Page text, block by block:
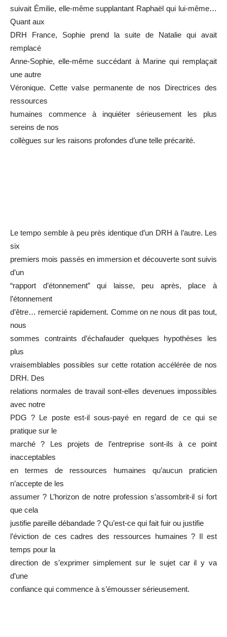
suivait Émilie, elle-même supplantant Raphaël qui lui-même…
Quant aux
DRH France, Sophie prend la suite de Natalie qui avait
remplacé
Anne-Sophie, elle-même succédant à Marine qui remplaçait
une autre
Véronique. Cette valse permanente de nos Directrices des
ressources
humaines commence à inquiéter sérieusement les plus
sereins de nos
collègues sur les raisons profondes d’une telle précarité.
Le tempo semble à peu près identique d’un DRH à l’autre. Les
six
premiers mois passés en immersion et découverte sont suivis
d’un
“rapport d’étonnement” qui laisse, peu après, place à
l’étonnement
d’être… remercié rapidement. Comme on ne nous dit pas tout,
nous
sommes contraints d’échafauder quelques hypothèses les
plus
vraisemblables possibles sur cette rotation accélérée de nos
DRH. Des
relations normales de travail sont-elles devenues impossibles
avec notre
PDG ? Le poste est-il sous-payé en regard de ce qui se
pratique sur le
marché ? Les projets de l’entreprise sont-ils à ce point
inacceptables
en termes de ressources humaines qu’aucun praticien
n’accepte de les
assumer ? L’horizon de notre profession s’assombrit-il si fort
que cela
justifie pareille débandade ? Qu’est-ce qui fait fuir ou justifie
l’éviction de ces cadres des ressources humaines ? Il est
temps pour la
direction de s’exprimer simplement sur le sujet car il y va
d’une
confiance qui commence à s’émousser sérieusement.